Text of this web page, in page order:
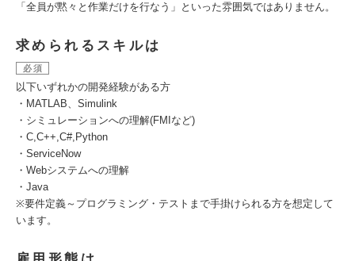
「全員が黙々と作業だけを⾏なう」といった雰囲気ではありません。
求められるスキルは
必須
以下いずれかの開発経験がある方
・MATLAB、Simulink
・シミュレーションへの理解(FMIなど)
・C,C++,C#,Python
・ServiceNow
・Webシステムへの理解
・Java
※要件定義～プログラミング・テストまで⼿掛けられる⽅を想定して
います。